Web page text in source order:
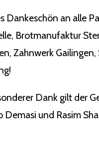
Dankeschön an alle
Brotmanufaktur
Zahnwerk
Dank gilt der
Demasi und Rasim